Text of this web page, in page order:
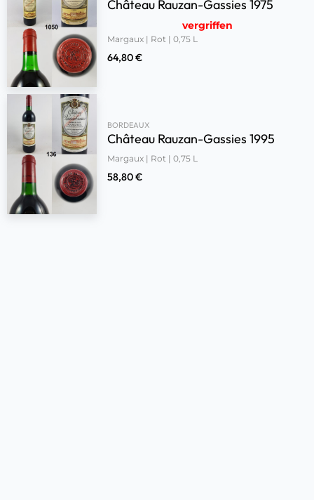
Château Rauzan-Gassies 1975
vergriffen
Margaux | Rot | 0,75 L
64,80€
BORDEAUX
Château Rauzan-Gassies 1995
Margaux | Rot | 0,75 L
58,80€